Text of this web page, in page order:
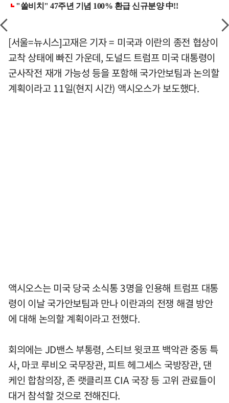
[서울=뉴시스]고재은 기자 = 미국과 이란의 종전 협상이
교착 상태에 빠진 가운데, 도널드 트럼프 미국 대통령이
군사작전 재개 가능성 등을 포함해 국가안보팀과 논의할
계획이라고 11일(현지 시간) 액시오스가 보도했다.
액시오스는 미국 당국 소식통 3명을 인용해 트럼프 대통
령이 이날 국가안보팀과 만나 이란과의 전쟁 해결 방안
에 대해 논의할 계획이라고 전했다.
회의에는 JD밴스 부통령, 스티브 윗코프 백악관 중동 특
사, 마코 루비오 국무장관, 피트 헤그세스 국방장관, 댄
케인 합참의장, 존 랫클리프 CIA 국장 등 고위 관료들이
대거 참석할 것으로 전해진다.